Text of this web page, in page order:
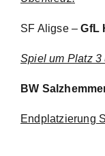
SF Aligse –GfL
Spiel um Platz 3
BW
Endplatzierung